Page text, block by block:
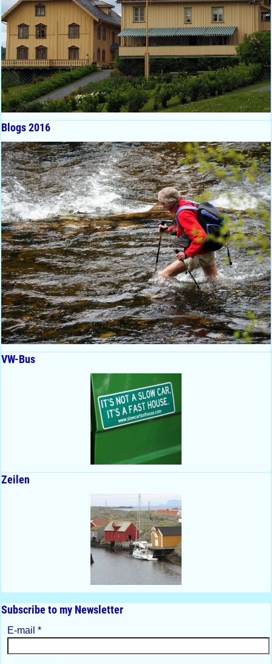
Blogs 2016
VW-Bus
Zeilen
Subscribe to my Newsletter
E-mail *